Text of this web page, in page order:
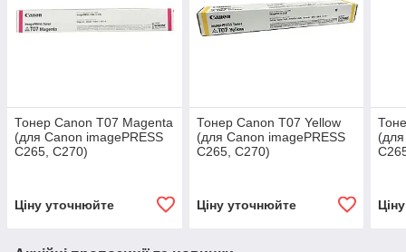
Тонер Canon T07 Magenta
(для Canon imagePRESS
C265, C270)
Ціну уточнюйте
Тонер Canon T07 Yellow
(для Canon imagePRESS
C265, C270)
Ціну уточнюйте